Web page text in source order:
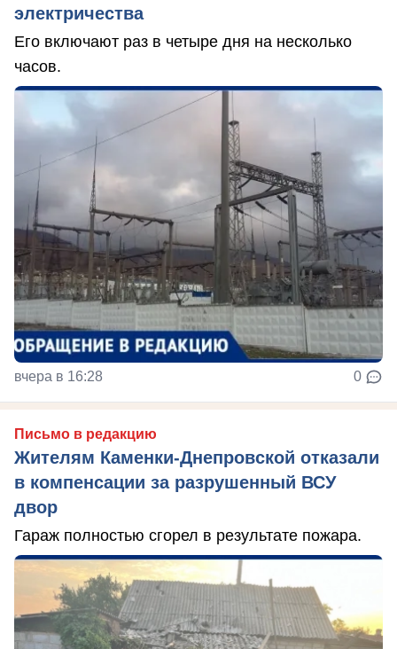
электричества
Его включают раз в четыре дня на несколько
часов.
вчера в 16:28 0
Письмо в редакцию
Жителям Каменки-Днепровской отказали
в компенсации за разрушенный ВСУ
двор
Гараж полностью сгорел в результате пожара.